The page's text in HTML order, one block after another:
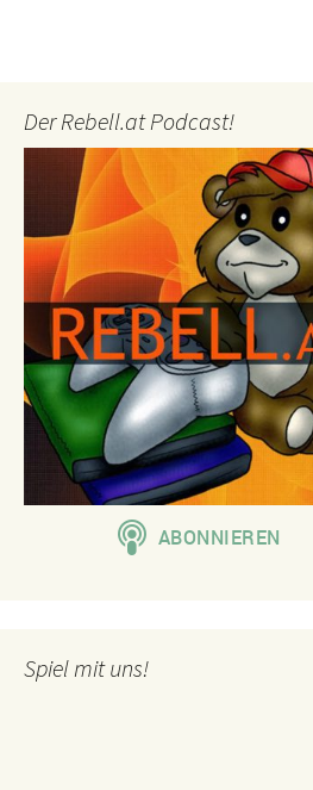
Der Rebell.at Podcast!
Spiel mit uns!